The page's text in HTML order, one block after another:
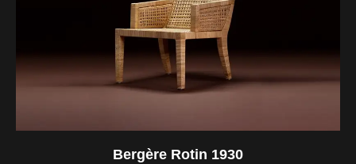
Bergère Rotin 1930